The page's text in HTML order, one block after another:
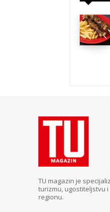
TU magazin je
turizmu, ugostiteljstvu i
regionu.